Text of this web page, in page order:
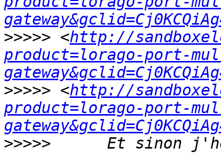
>>>>> <http://
product=lorago-port-
>>>>> <http://
product=lorago-port-
>>>>> Et sinon